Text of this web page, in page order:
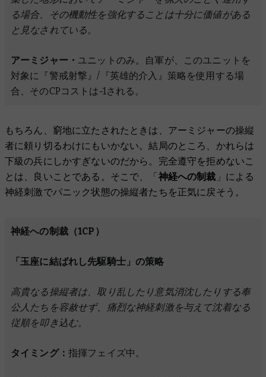
る場合、その機動性を強化することは十分に価値がある
と見なされている。
アーミジャー・ ユニットのみ。自軍が、このユニットを
対象に『警戒射撃』/『英雄的介入』策略を使用する場
合、そのCPコストは-1される。
もちろん、窮地に立たされたときは、アーミジャーの操縦
者に頼り切るわけにもいかない。結局のところ、かれらは
下級の兵にしかすぎないのだから。完全遵守を拒めないこ
とは、良いことである。そこで、「 神経への制裁 」による
神経刺激でパニック状態の操縦者たちを正気に戻そう。
神経への制裁（1CP）
「玉座に結ばれし先駆騎士」の策略
高貴なる操縦者は、取り乱したり意気消沈したりする奉
公人たちを容赦せず、痛烈な神経刺激を与えて沈着なる
従順を叩き込む。
タイミング： 指揮フェイズ中。